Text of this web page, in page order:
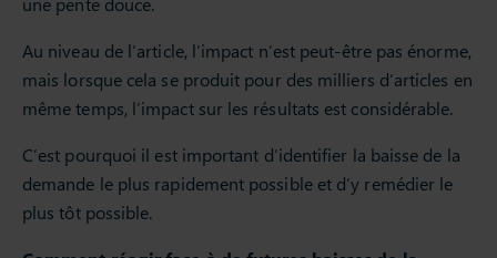
Au niveau de l’article, l’impact n’est peut-être pas énorme,
mais lorsque cela se produit pour des milliers d’articles en
même temps, l’impact sur les résultats est considérable.
C’est pourquoi il est important d’identifier la baisse de la
demande le plus rapidement possible et d’y remédier le
plus tôt possible.